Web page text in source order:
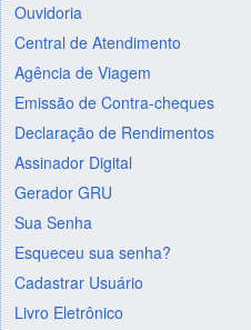
Ouvidoria
Central de Atendimento
Agência de Viagem
Emissão de Contra-cheques
Declaração de Rendimentos
Assinador Digital
Gerador GRU
Sua Senha
Esqueceu sua senha?
Cadastrar Usuário
Livro Eletrônico